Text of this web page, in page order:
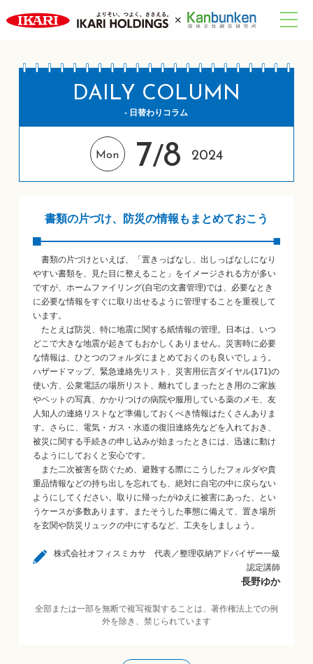
DAILY COLUMN
- 日替わりコラム
Mon 7/8 2024
書類の片づけ、防災の情報もまとめておこう
書類の片づけといえば、「置きっぱなし、出しっぱなしになり
やすい書類を、見た目に整えること」をイメージされる方が多い
ですが、ホームファイリング(自宅の文書管理)では、必要なとき
に必要な情報をすぐに取り出せるように管理することを重視して
います。
たとえば防災、特に地震に関する紙情報の管理。日本は、いつ
どこで大きな地震が起きてもおかしくありません。災害時に必要
な情報は、ひとつのフォルダにまとめておくのも良いでしょう。
ハザードマップ、緊急連絡先リスト、災害用伝言ダイヤル(171)の
使い方、公衆電話の場所リスト、離れてしまったとき用のご家族
やペットの写真、かかりつけの病院や服用している薬のメモ、友
人知人の連絡リストなど準備しておくべき情報はたくさんありま
す。さらに、電気・ガス・水道の復旧連絡先などを入れておき、
被災に関する手続きの申し込みが始まったときには、迅速に動け
るようにしておくと安心です。
また二次被害を防ぐため、避難する際にこうしたフォルダや貴
重品情報などの持ち出しを忘れても、絶対に自宅の中に戻らない
ようにしてください。取りに帰ったがゆえに被害にあった、とい
うケースが多数あります。またそうした事態に備えて、置き場所
を玄関や防災リュックの中にするなど、工夫をしましょう。
株式会社オフィスミカサ 代表／整理収納アドバイザー一級
認定講師
長野ゆか
全部または一部を無断で複写複製することは、著作権法上での例
外を除き、禁じられています